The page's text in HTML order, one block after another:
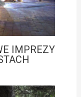
IMPREZY